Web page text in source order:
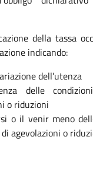
della tassa
indicando:
dell’utenza
delle
o riduzioni
o il venir meno
agevolazioni o